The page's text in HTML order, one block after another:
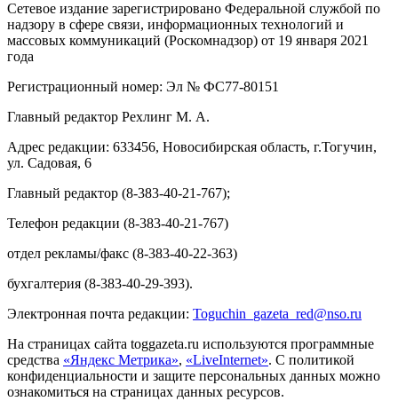
Сетевое издание зарегистрировано Федеральной службой по
надзору в сфере связи, информационных технологий и
массовых коммуникаций (Роскомнадзор) от 19 января 2021
года
Регистрационный номер: Эл № ФС77-80151
Главный редактор Рехлинг М. А.
Адрес редакции: 633456, Новосибирская область, г.Тогучин,
ул. Садовая, 6
Главный редактор (8-383-40-21-767);
Телефон редакции (8-383-40-21-767)
отдел рекламы/факс (8-383-40-22-363)
бухгалтерия (8-383-40-29-393).
Электронная почта редакции: Toguchin gazeta red@nso.ru
На страницах сайта toggazeta.ru используются программные
средства «Яндекс Метрика», «LiveInternet». С политикой
конфиденциальности и защите персональных данных можно
ознакомиться на страницах данных ресурсов.